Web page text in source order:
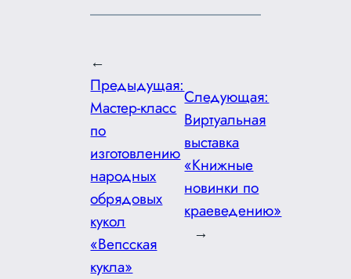
←
Предыдущая:
Мастер-класс
по
изготовлению
народных
обрядовых
кукол
«Вепсская
кукла»
Следующая:
Виртуальная
выставка
«Книжные
новинки по
краеведению»
→